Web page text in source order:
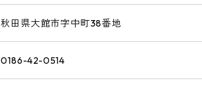
秋田県大館市字中町38番地
0186-42-0514